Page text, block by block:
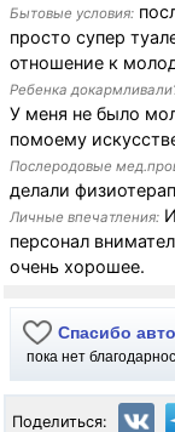
Бытовые условия:
просто супер
отношение к
Ребенка
У меня не было
помоему
Послеродовые
делали
Личные впечатления:
персонал
очень хорошее.
Спасибо
пока нет
Поделиться: